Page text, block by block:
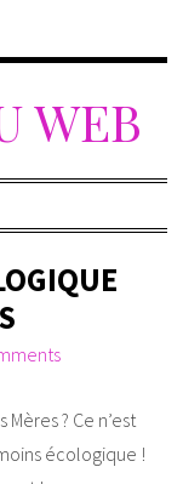
WEB
? Ce n’est
écologique !